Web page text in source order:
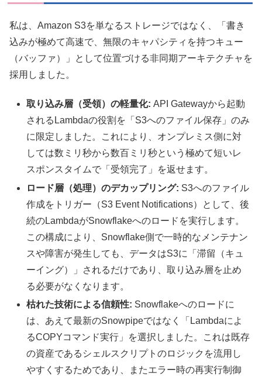
私は、Amazon S3を単なるストレージではなく、「書き
込みが極めて高速で、無限のキャパシティを持つキュー
（バッファ）」として位置づける非同期アーキテクチャを
採用しました。
取り込み層（受領）の軽量化: API Gatewayから起動
されるLambdaの役割を「S3へのファイル保存」のみ
に限定しました。これにより、オンプレミス側に対
しては数ミリ秒から数百ミリ秒という極めて短いレ
スポンスタイムで「受領完了」を返せます。
ロード層（処理）のデカップリング: S3へのファイル
作成をトリガー（S3 Event Notifications）として、後
続のLambdaがSnowflakeへのロードを実行します。
この構成により、Snowflake側で一時的なメンテナン
スや障害が発生しても、データはS3に「滞留（キュ
ーイング）」されるだけであり、取り込み層を止め
る必要がなくなります。
枯れた技術による信頼性: Snowflakeへのロードに
は、あえて最新のSnowpipeではなく「Lambdaによ
るCOPYコマンド実行」を選択しました。これは既存
の資産であるシェルスクリプトのロジックを流用し
やすくするためであり、またエラー時の再実行制御